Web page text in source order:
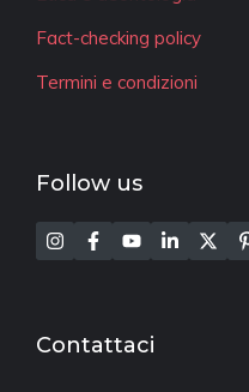
Fact-checking policy
Termini e condizioni
Follow us
Contattaci